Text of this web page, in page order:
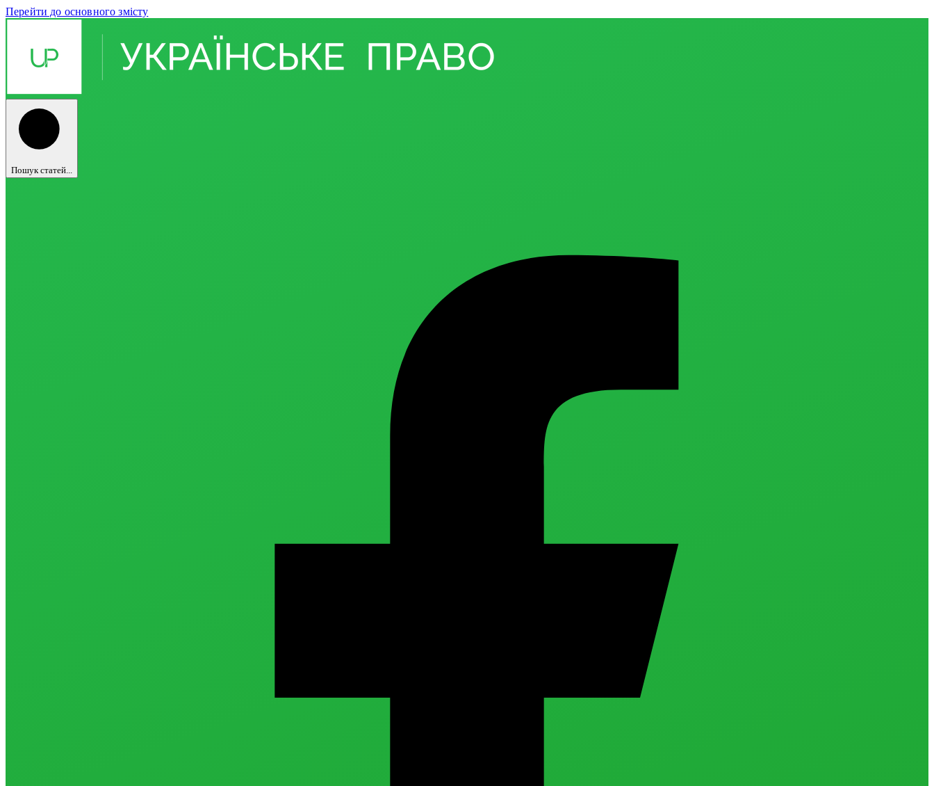
Перейти до основного змісту
Пошук статей...